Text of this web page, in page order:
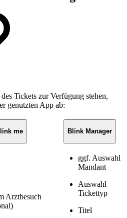
Tickets zur Verfügung stehen,
genutzten App ab:
me Blink Manager
Arztbesuch
ggf. Auswahl
Mandant
Auswahl
Tickettyp
Titel